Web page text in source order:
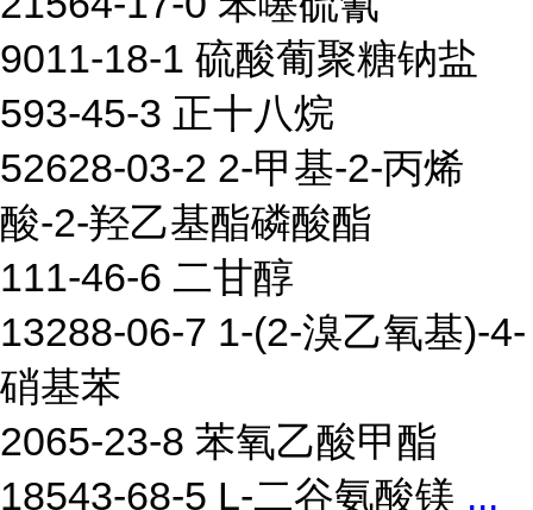
9011-18-1 硫酸葡聚糖钠盐
593-45-3 正十八烷
52628-03-2 2-甲基-2-丙烯
酸-2-羟乙基酯磷酸酯
111-46-6 二甘醇
13288-06-7 1-(2-溴乙氧基)-4-
硝基苯
2065-23-8 苯氧乙酸甲酯
18543-68-5 L-二谷氨酸镁 ...